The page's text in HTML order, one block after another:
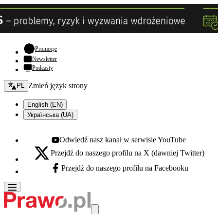
Promocje- otwiera się w nowej karcie
Newsletter
Podcasty
Zmień język - bieżący:
PL Zmień język strony
English (EN)
Українська (UA)
Youtube - otwiera się w nowej karcie
Odwiedź nasz kanał w serwisie YouTube
X - otwiera się w nowej karcie
Przejdź do naszego profilu na X (dawniej Twitter)
Facebook - otwiera się w nowej karcie
Przejdź do naszego profilu na Facebooku